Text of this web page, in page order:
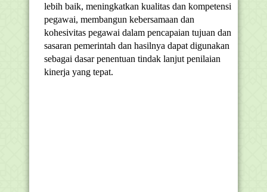
lebih baik, meningkatkan kualitas dan kompetensi
pegawai, membangun kebersamaan dan
kohesivitas pegawai dalam pencapaian tujuan dan
sasaran pemerintah dan hasilnya dapat digunakan
sebagai dasar penentuan tindak lanjut penilaian
kinerja yang tepat.